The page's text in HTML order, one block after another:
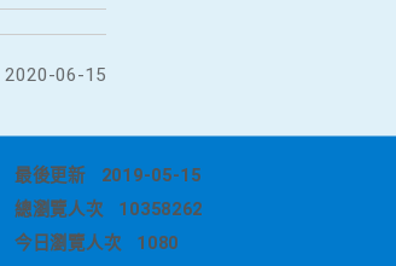
2020-06-15
最後更新
2019-05-15
總瀏覽人次
10358262
今日瀏覽人次
1080